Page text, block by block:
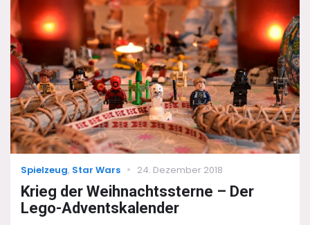
Categories
Spielzeug, Star Wars
Posted
24. Dezember 2018
Krieg der Weihnachtssterne – Der
Lego-Adventskalender